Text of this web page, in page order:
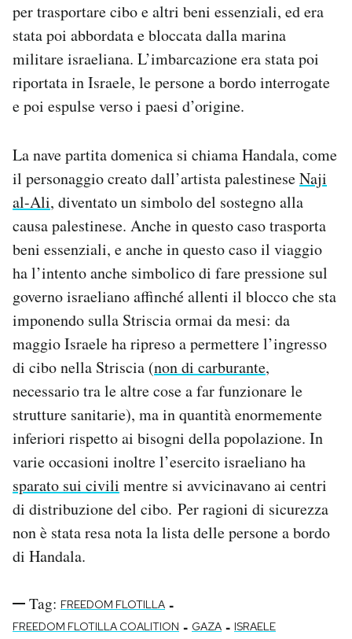
per trasportare cibo e altri beni essenziali, ed era
stata poi abbordata e bloccata dalla marina
militare israeliana. L’imbarcazione era stata poi
riportata in Israele, le persone a bordo interrogate
e poi espulse verso i paesi d’origine.
La nave partita domenica si chiama Handala, come
il personaggio creato dall’artista palestineseNaji
al-Ali, diventato un simbolo del sostegno alla
causa palestinese. Anche in questo caso trasporta
beni essenziali, e anche in questo caso il viaggio
ha l’intento anche simbolico di fare pressione sul
governo israeliano affinché allenti il blocco che sta
imponendo sulla Striscia ormai da mesi: da
maggio Israele ha ripreso a permettere l’ingresso
di cibo nella Striscia (non di carburante,
necessario tra le altre cose a far funzionare le
strutture sanitarie), ma in quantità enormemente
inferiori rispetto ai bisogni della popolazione. In
varie occasioni inoltre l’esercito israeliano ha
sparato sui civili mentre si avvicinavano ai centri
di distribuzione del cibo. Per ragioni di sicurezza
non è stata resa nota la lista delle persone a bordo
di Handala.
Tag: FREEDOM FLOTILLA -
FREEDOM FLOTILLA COALITION - GAZA - ISRAELE